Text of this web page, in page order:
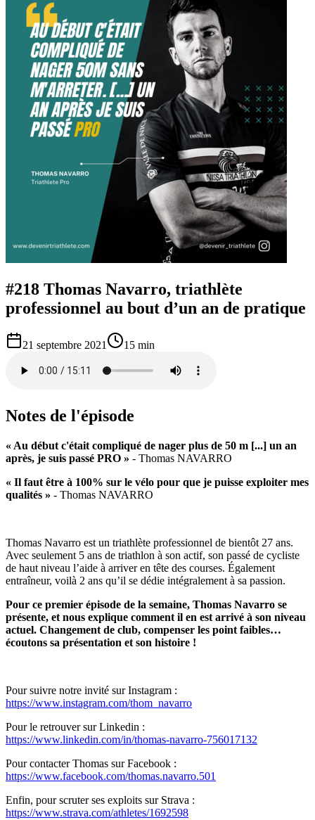
#218 Thomas Navarro, triathlète
professionnel au bout d’un an de pratique
21 septembre 2021 15 min
Notes de l'épisode
« Au début c'était compliqué de nager plus de 50 m [...] un an
après, je suis passé PRO » - Thomas NAVARRO
« Il faut être à 100% sur le vélo pour que je puisse exploiter mes
qualités » - Thomas NAVARRO
Thomas Navarro est un triathlète professionnel de bientôt 27 ans.
Avec seulement 5 ans de triathlon à son actif, son passé de cycliste
de haut niveau l’aide à arriver en tête des courses. Également
entraîneur, voilà 2 ans qu’il se dédie intégralement à sa passion.
Pour ce premier épisode de la semaine, Thomas Navarro se
présente, et nous explique comment il en est arrivé à son niveau
actuel. Changement de club, compenser les point faibles…
écoutons sa présentation et son histoire !
Pour suivre notre invité sur Instagram :
https://www.instagram.com/thom_navarro
Pour le retrouver sur Linkedin :
https://www.linkedin.com/in/thomas-navarro-756017132
Pour contacter Thomas sur Facebook :
https://www.facebook.com/thomas.navarro.501
Enfin, pour scruter ses exploits sur Strava :
https://www.strava.com/athletes/1692598